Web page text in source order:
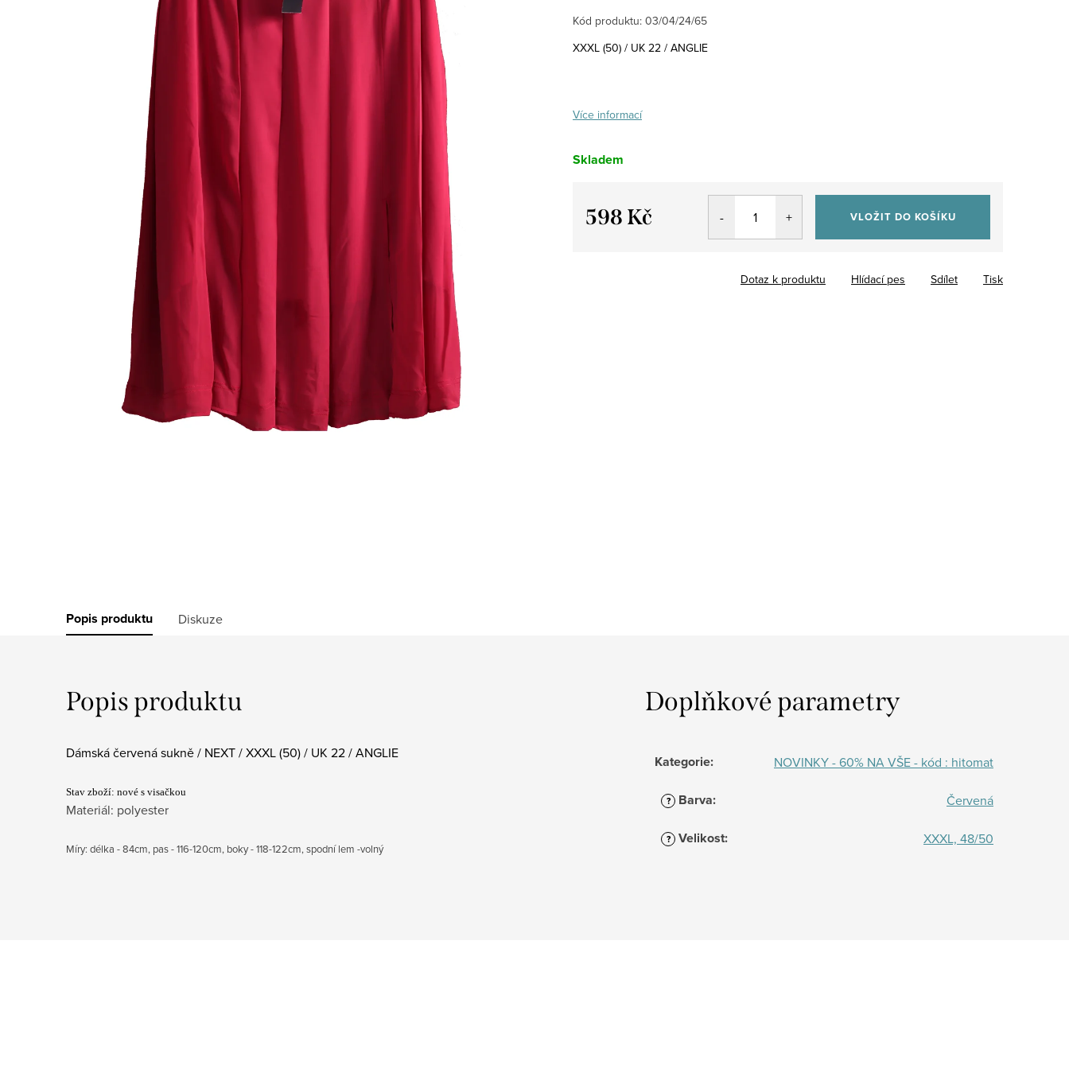
Kód produktu: 03/04/24/65
XXXL (50) / UK 22 / ANGLIE
Více informací
Skladem
598 Kč VLOŽIT DO KOŠÍKU
Tisk
Dotaz k produktu Hlídací pes Sdílet
Popis produktu Diskuze
Popis produktu
Dámská červená sukně / NEXT / XXXL (50) / UK 22 / ANGLIE
Stav zboží: nové s visačkou
Materiál: polyester
Míry: délka - 84cm, pas - 116-120cm, boky - 118-122cm, spodní lem -volný
Doplňkové parametry
Kategorie: NOVINKY - 60% NA VŠE - kód : hitomat
? Barva: Červená
? Velikost: XXXL, 48/50